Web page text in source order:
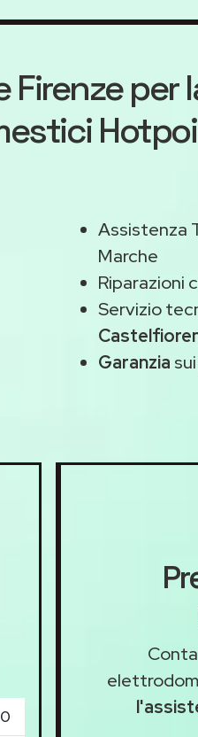
Firenzeper
Assistenza
Marche
Riparazioni
Servizio
Garanzia